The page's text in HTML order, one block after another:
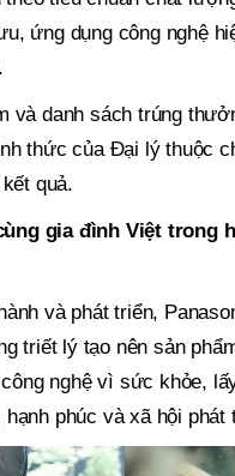
ứng dụng công nghệ
và danh sách trúng
thức của Đại lý thuộc
quả.
gia đình Việt trong
và phát triển,
triết lý tạo nên sản
nghệ vì sức khỏe,
phúc và xã hội phát